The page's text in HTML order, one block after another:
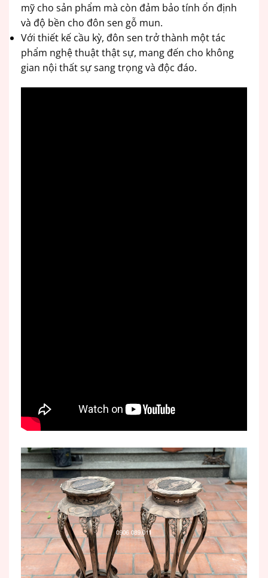
mỹ cho sản phẩm mà còn đảm bảo tính ổn định
và độ bền cho đôn sen gỗ mun.
Với thiết kế cầu kỳ, đôn sen trở thành một tác
phẩm nghệ thuật thật sự, mang đến cho không
gian nội thất sự sang trọng và độc đáo.